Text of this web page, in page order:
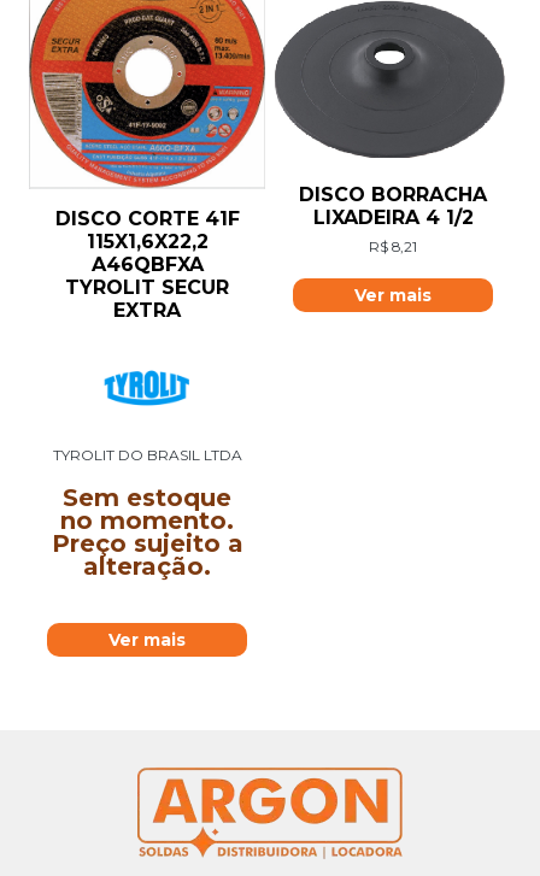
DISCO CORTE 41F
115X1,6X22,2
A46QBFXA
TYROLIT SECUR
EXTRA
TYROLIT DO BRASIL LTDA
Sem estoque
no momento.
Preço sujeito a
alteração.
Ver mais
DISCO BORRACHA
LIXADEIRA 4 1/2
R$ 8,21
Ver mais